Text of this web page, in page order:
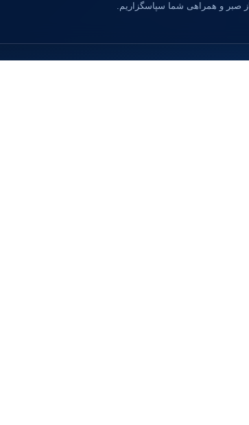
از صبر و همراهی شما سپاسگزاریم.